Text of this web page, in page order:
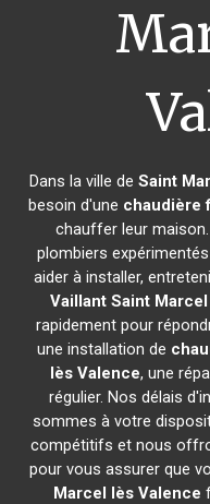
Dans la ville deSaint
besoin d'une chaudière
chauffer leur
plombiers
aider à installer,
Vaillant Saint
rapidement pour
une installation de
lès Valence, une
régulier. Nos délais
sommes à votre
compétitifs et nous
pour vous assurer que
Marcel lès Valence